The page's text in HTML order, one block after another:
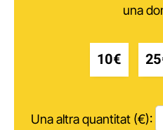
una
10€
Una altra quantitat (€):